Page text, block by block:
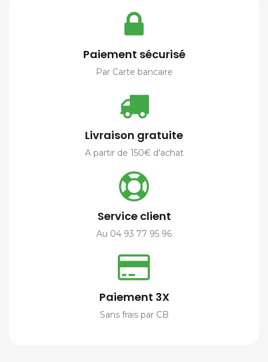
Paiement sécurisé
Par Carte bancaire
Livraison gratuite
A partir de 150€ d'achat
Service client
Au 04 93 77 95 96
Paiement 3X
Sans frais par CB